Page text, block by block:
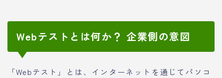
Webテストとは何か？ 企業側の意図
「Webテスト」とは、インターネットを通じてパソコ